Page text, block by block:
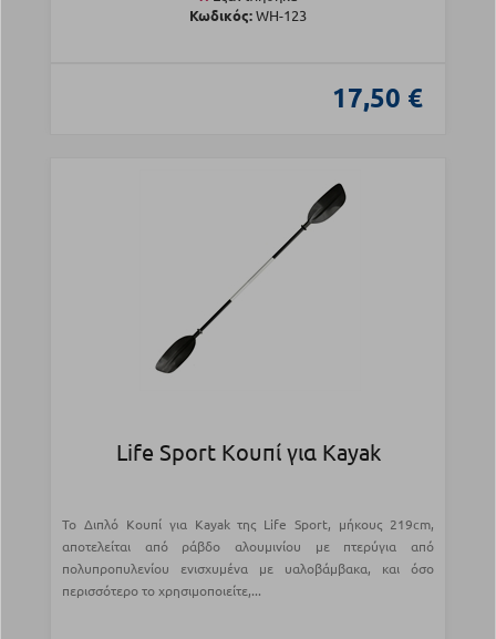
Κωδικός:WH-123
17,50 €
Life Sport Κουπί για Kayak
To Διπλό Κουπί για Kayak της Life Sport, μήκους 219cm,
αποτελείται από ράβδο αλουμινίου με πτερύγια από
πολυπροπυλενίου ενισχυμένα με υαλοβάμβακα, και όσο
περισσότερο το χρησιμοποιείτε,...